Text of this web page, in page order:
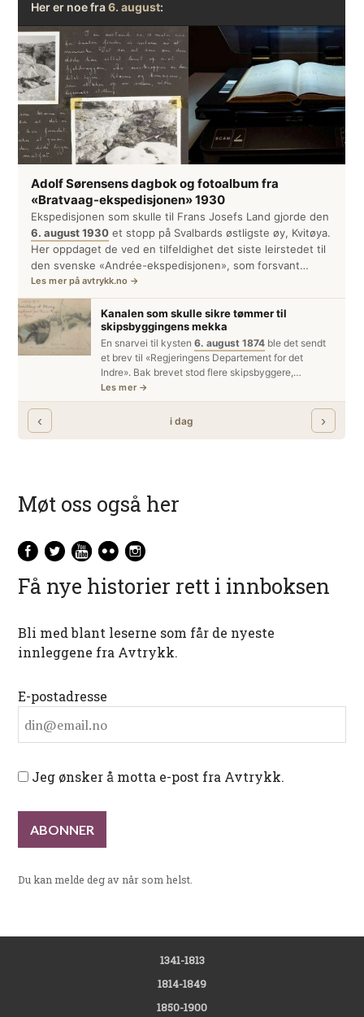
Møt oss også her
Få nye historier rett i innboksen
Bli med blant leserne som får de nyeste
innleggene fra Avtrykk.
E-postadresse
Jeg ønsker å motta e-post fra Avtrykk.
Du kan melde deg av når som helst.
1341-1813
1814-1849
1850-1900